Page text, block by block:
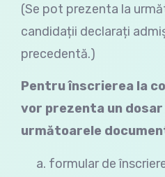
(Se pot prezenta la
candidații declarați
precedentă.)
Pentru înscrierea la
vor prezenta un
următoarele
formular de